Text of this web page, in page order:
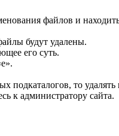
файлов и
будут удалены.
его суть.
то
к администратору сайта.